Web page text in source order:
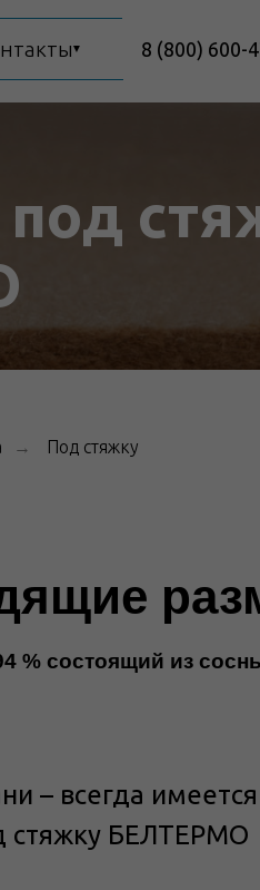
8 (800) 600-
▼
→ Под стяжку
% состоящий из
– всегда
стяжку БЕЛТЕРМО